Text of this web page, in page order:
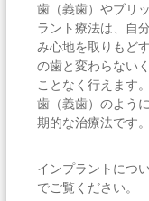
歯（義歯）やブリ
ラント療法は、自
み心地を取りもど
の歯と変わらない
ことなく行えます
歯（義歯）のよう
期的な治療法です。
インプラントにつ
でご覧ください。